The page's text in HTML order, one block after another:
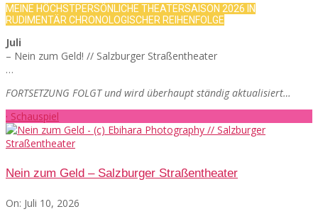
MEINE HÖCHSTPERSÖNLICHE THEATERSAISON 2026 IN
RUDIMENTÄR CHRONOLOGISCHER REIHENFOLGE
Juli
– Nein zum Geld! // Salzburger Straßentheater
…
FORTSETZUNG FOLGT und wird überhaupt ständig aktualisiert…
· Schauspiel
Nein zum Geld – Salzburger Straßentheater
On: Juli 10, 2026